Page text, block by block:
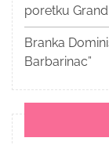
poretku
Branka
Barbarinac”